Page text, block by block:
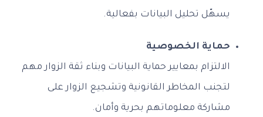
يسهّل تحليل البيانات بفعالية.
حماية الخصوصية
الالتزام بمعايير حماية البيانات وبناء ثقة الزوار مهم
لتجنب المخاطر القانونية وتشجيع الزوار على
مشاركة معلوماتهم بحرية وأمان.